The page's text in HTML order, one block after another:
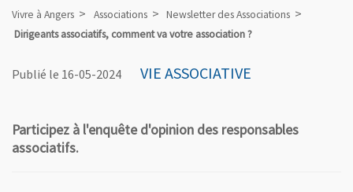
Vivre à Angers Associations
Newsletter des Associations
Dirigeants associatifs, comment va votre association ?
Publié le 16-05-2024 VIE ASSOCIATIVE
Participez à l'enquête d'opinion des responsables
associatifs.